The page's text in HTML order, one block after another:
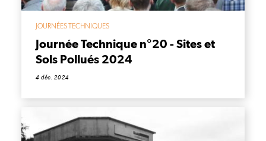
JOURNÉES TECHNIQUES
Journée Technique n°20 - Sites et
Sols Pollués 2024
4 déc. 2024